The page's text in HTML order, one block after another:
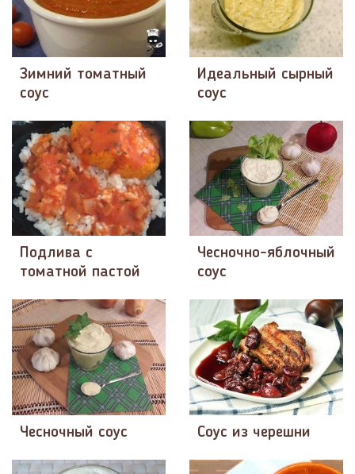
Зимний томатный
соус
Идеальный сырный
соус
Подлива с
томатной пастой
Чесночно-яблочный
соус
Чесночный соус Соус из черешни